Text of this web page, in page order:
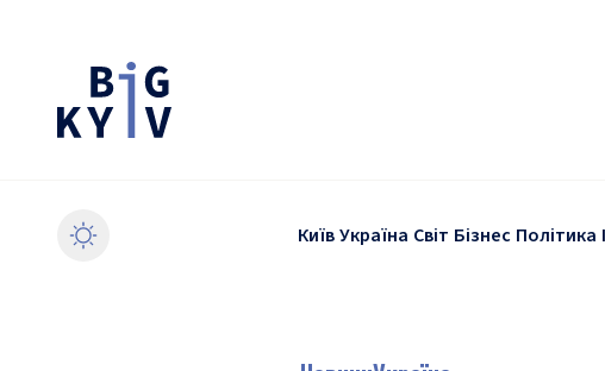
КиївУкраїна Світ Бізнес Політика